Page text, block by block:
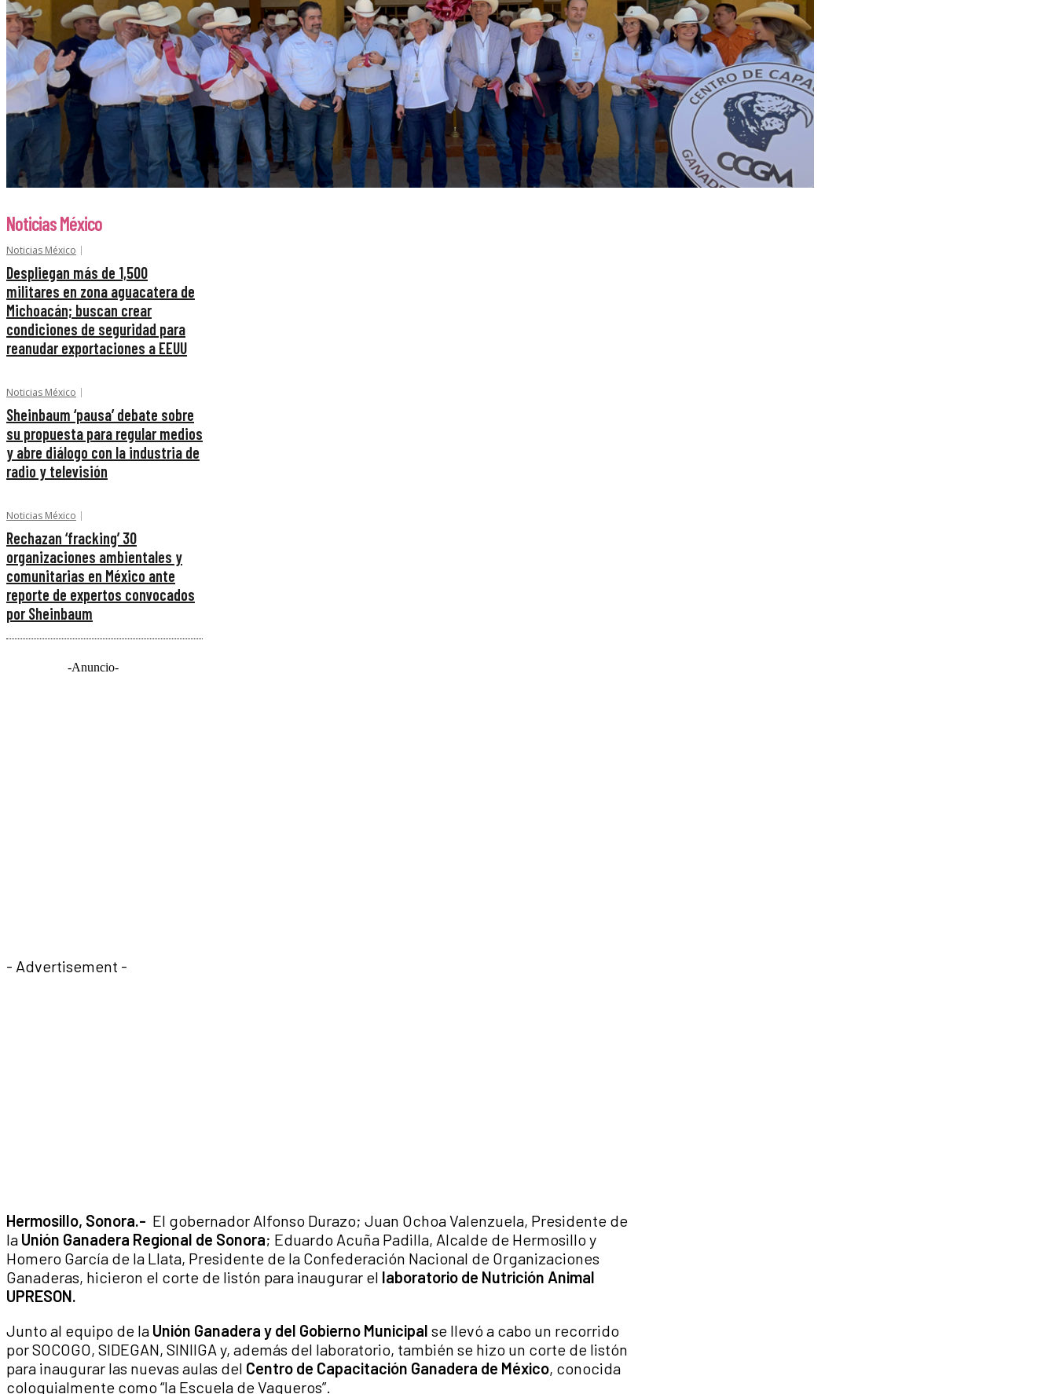
Noticias México
Noticias México
Despliegan más de 1,500
militares en zona aguacatera de
Michoacán; buscan crear
condiciones de seguridad para
reanudar exportaciones a EEUU
Noticias México
Sheinbaum ‘pausa’ debate sobre
su propuesta para regular medios
y abre diálogo con la industria de
radio y televisión
Noticias México
Rechazan ‘fracking’ 30
organizaciones ambientales y
comunitarias en México ante
reporte de expertos convocados
por Sheinbaum
-Anuncio-
- Advertisement -
Hermosillo, Sonora.- El gobernador Alfonso Durazo; Juan Ochoa Valenzuela, Presidente de
la Unión Ganadera Regional de Sonora; Eduardo Acuña Padilla, Alcalde de Hermosillo y
Homero García de la Llata, Presidente de la Confederación Nacional de Organizaciones
Ganaderas, hicieron el corte de listón para inaugurar el laboratorio de Nutrición Animal
UPRESON.
Junto al equipo de la Unión Ganadera y del Gobierno Municipal se llevó a cabo un recorrido
por SOCOGO, SIDEGAN, SINIIGA y, además del laboratorio, también se hizo un corte de listón
para inaugurar las nuevas aulas del Centro de Capacitación Ganadera de México, conocida
coloquialmente como “la Escuela de Vaqueros”.